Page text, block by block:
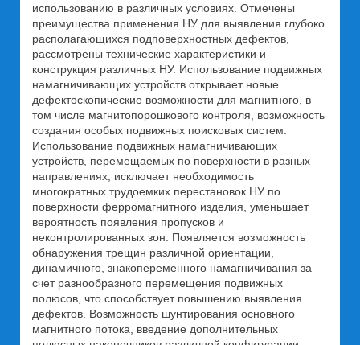
использованию в различных условиях. Отмечены
преимущества применения НУ для выявления глубоко
располагающихся подповерхностных дефектов,
рассмотрены технические характеристики и
конструкция различных НУ. Использование подвижных
намагничивающих устройств открывает новые
дефектоскопические возможности для магнитного, в
том числе магнитопорошкового контроля, возможность
создания особых подвижных поисковых систем.
Использование подвижных намагничивающих
устройств, перемещаемых по поверхности в разных
направлениях, исключает необходимость
многократных трудоемких перестановок НУ по
поверхности ферромагнитного изделия, уменьшает
вероятность появления пропусков и
неконтролированных зон. Появляется возможность
обнаружения трещин различной ориентации,
динамичного, знакопеременного намагничивания за
счет разнообразного перемещения подвижных
полюсов, что способствует повышению выявления
дефектов. Возможность шунтирования основного
магнитного потока, введение дополнительных